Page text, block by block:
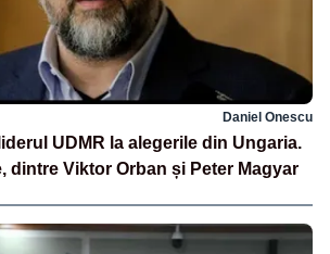
Daniel Onescu
UDMR la alegerile din Ungaria.
dintre Viktor Orban și Peter Magyar